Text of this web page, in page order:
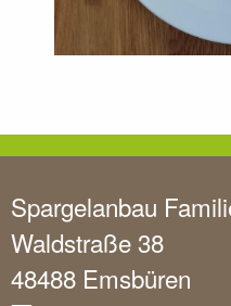
Spargelanbau
Waldstraße 38
48488 Emsbüren